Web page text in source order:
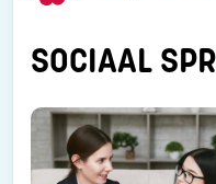
SOCIAAL